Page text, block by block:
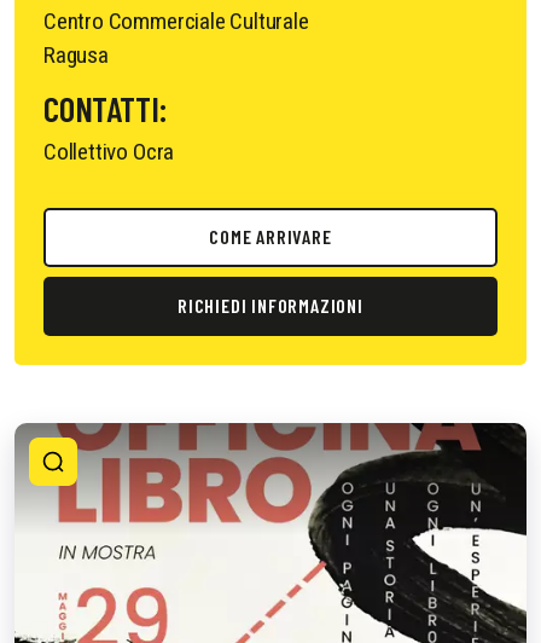
Centro Commerciale Culturale
Ragusa
CONTATTI:
Collettivo Ocra
COME ARRIVARE
RICHIEDI INFORMAZIONI